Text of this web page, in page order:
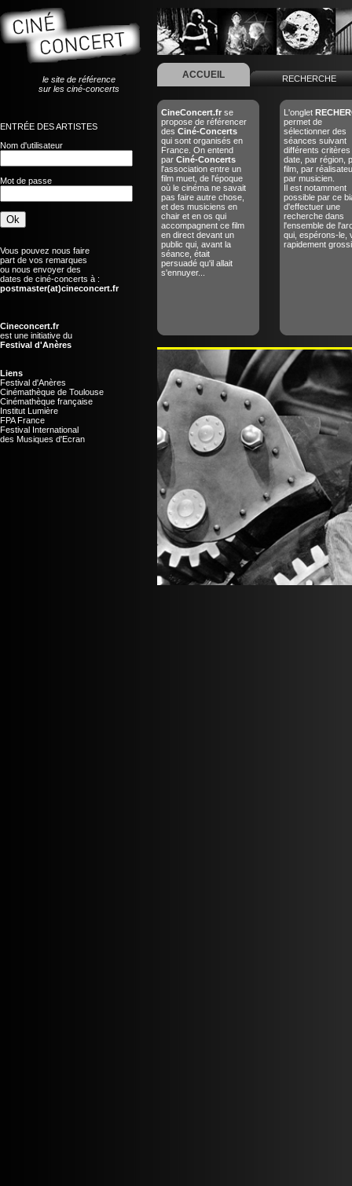
le site de référence
sur les ciné-concerts
ENTRÉE DES ARTISTES
Nom d'utilisateur
Mot de passe
Vous pouvez nous faire
part de vos remarques
ou nous envoyer des
dates de ciné-concerts à :
postmaster(at)cineconcert.fr
Cineconcert.fr
est une initiative du
Festival d'Anères
Liens
Festival d'Anères
Cinémathèque de Toulouse
Cinémathèque française
Institut Lumière
FPA France
Festival International
des Musiques d'Ecran
ACCUEIL RECHERCHE
CineConcert.fr se
propose de référencer
des Ciné-Concerts
qui sont organisés en
France. On entend
par Ciné-Concerts
l'association entre un
film muet, de l'époque
où le cinéma ne savait
pas faire autre chose,
et des musiciens en
chair et en os qui
accompagnent ce film
en direct devant un
public qui, avant la
séance, était
persuadé qu'il allait
s'ennuyer...
L'onglet
permet de
sélectionner des
séances suivant
différents critères
date, par région,
film, par
par musicien.
Il est notamment
possible par ce
d'effectuer une
recherche dans
l'ensemble de
qui, espérons-le,
rapidement